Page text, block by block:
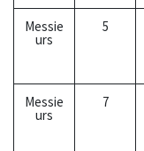
Messie
urs
5
Messie
urs
7